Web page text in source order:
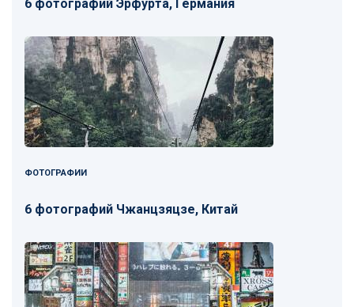
6 фотографий Эрфурта, Германия
ФОТОГРАФИИ
6 фотографий Чжанцзяцзе, Китай